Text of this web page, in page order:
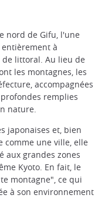
nord de Gifu, l'une
à
littoral. Au lieu de
les montagnes, les
accompagnées
remplies
nature.
japonaises et, bien
comme une ville, elle
aux grandes zones
Kyoto. En fait, le
montagne", ce qui
à son environnement